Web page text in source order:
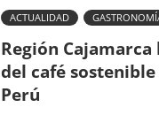
ACTUALIDAD
Región
del café
Perú